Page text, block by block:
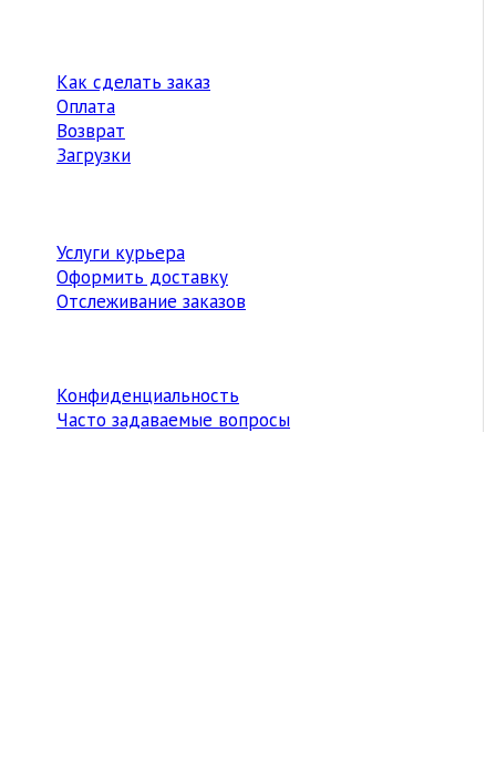
Как сделать заказ
Оплата
Возврат
Загрузки
Услуги курьера
Оформить доставку
Отслеживание заказов
Конфиденциальность
Часто задаваемые вопросы